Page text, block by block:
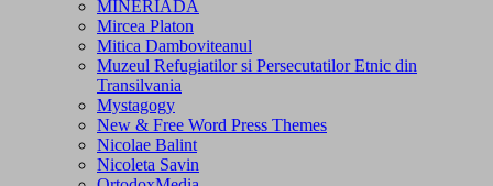
MINERIADA
Mircea Platon
Mitica Damboviteanul
Muzeul Refugiatilor si Persecutatilor Etnic din
Transilvania
Mystagogy
New & Free Word Press Themes
Nicolae Balint
Nicoleta Savin